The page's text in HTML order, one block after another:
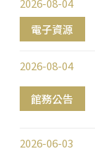
電子資源
2026-08-04
館務公告
2026-08-04
2026-06-03